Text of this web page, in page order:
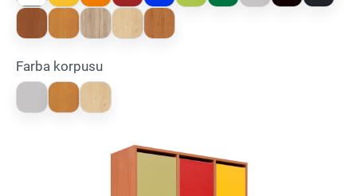
Farba korpusu
Asistent pre školský nábytok a